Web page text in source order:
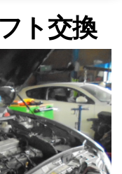
り
替
え
ト交換